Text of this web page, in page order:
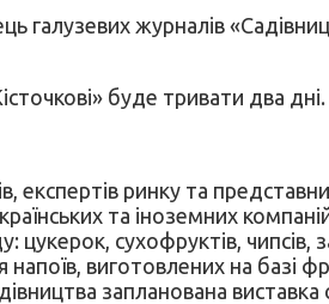
галузевих журналів
буде тривати два дні.
експертів ринку та
та іноземних
цукерок, сухофруктів,
виготовлених на базі
запланована виставка